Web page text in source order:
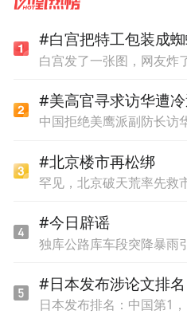
生偏转所导致的。
而量子霍尔效应，则
化版本。它是在强磁
态，其中霍尔电阻呈
霍尔效应和分数量子
二维电子系统中，后
态。
磁场下才能观察到，
在研究磁性金属的霍
#白宫把特工包装成
白宫发了一张图，网友炸
#美高官寻求访华遭
#北京楼市再松绑
罕见，北京破天荒率先救
#今日辟谣
#日本发布涉论文排名
日本发布排名：中国第1